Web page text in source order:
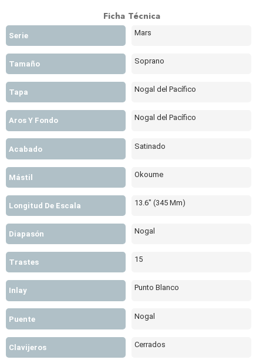
Ficha Técnica
Serie Mars
Tamaño Soprano
Tapa Nogal del Pacífico
Aros Y Fondo Nogal del Pacífico
Acabado Satinado
Mástil Okoume
Longitud De Escala 13.6" (345 Mm)
Diapasón Nogal
Trastes 15
Inlay Punto Blanco
Puente Nogal
Clavijeros Cerrados